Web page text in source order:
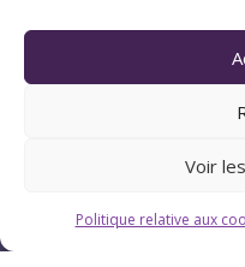
Voir
Politique relative aux